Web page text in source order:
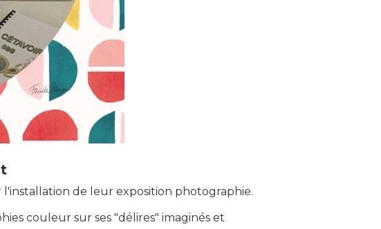
l'installation de leur exposition photographie.
couleur sur ses "délires" imaginés et